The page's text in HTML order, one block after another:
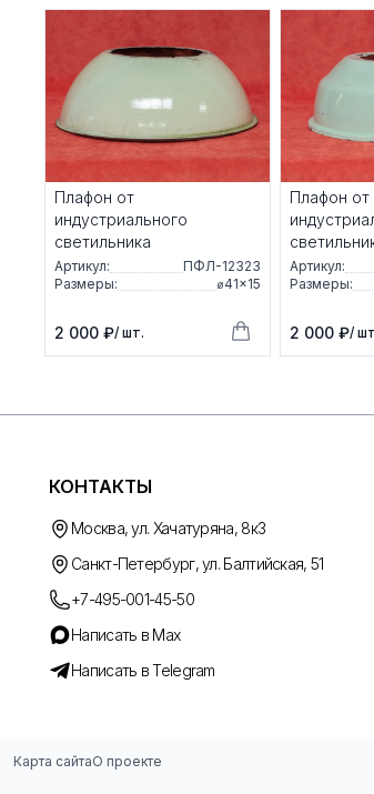
Плафон от
индустриального
светильника
Артикул:
ПФЛ-12323
Размеры:
⌀41×15
2 000 ₽/ шт.
Плафон от
Артикул:
Размеры:
2 000 ₽/
КОНТАКТЫ
Москва, ул. Хачатуряна, 8к3
Санкт-Петербург, ул. Балтийская, 51
+7-495-001-45-50
Написать в Max
Написать в Telegram
Карта сайтаО проекте